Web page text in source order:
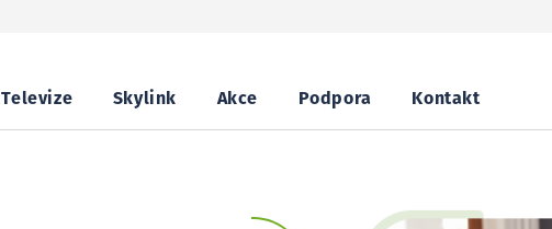
Televize Skylink Akce Podpora Kontakt